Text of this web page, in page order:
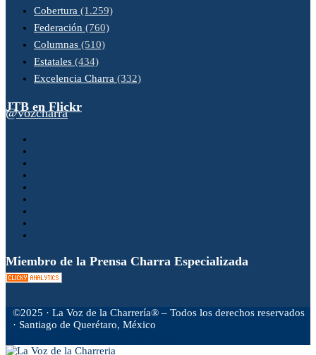
Cobertura (1.259)
Federación (760)
Columnas (510)
Estatales (434)
Excelencia Charra (332)
JTB en Flickr
@vozcharra
Miembro de la Prensa Charra Especializada
©2025 · La Voz de la Charrería® – Todos los derechos reservados
· Santiago de Querétaro, México